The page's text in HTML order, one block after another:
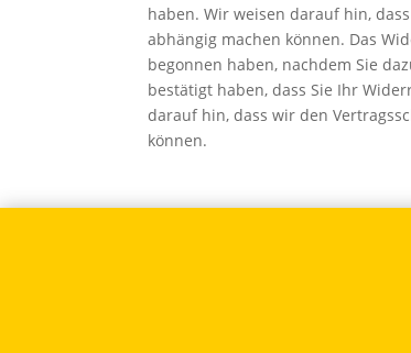
haben. Wir weisen darauf hin,
abhängig machen können. Das
begonnen haben, nachdem Sie
bestätigt haben, dass Sie Ihr
darauf hin, dass wir den
können.